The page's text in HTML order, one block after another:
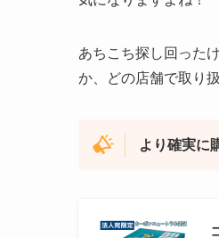
あちこち探し回った
か、どの店舗で取り
より確実に